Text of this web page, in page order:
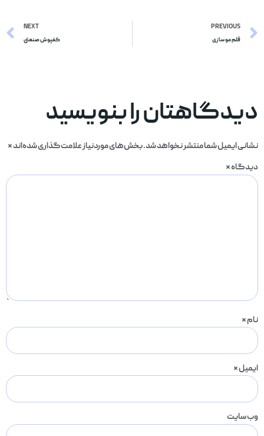
PREVIOUS
قلم مو سازی
NEXT
کفپوش صنعتی
دیدگاهتان را بنویسید
نشانی ایمیل شما منتشر نخواهد شد.بخش‌های موردنیاز علامت‌گذاری شده‌اند*
دیدگاه*
نام*
ایمیل*
وب‌ سایت